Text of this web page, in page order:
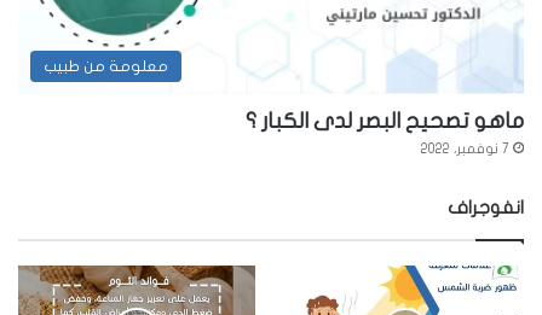
معلومة من طبيب
ماهو تصحيح البصر لدى الكبار ؟
7 نوفمبر، 2022
انفوجراف